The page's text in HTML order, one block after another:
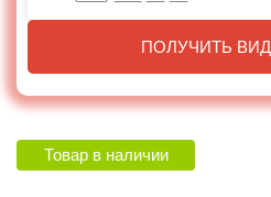
ПОЛУЧИТЬ
Товар в наличии